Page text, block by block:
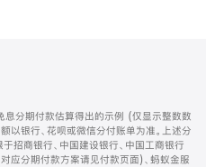
息分期付款估算得出的示例 (仅显示整数数
以银行、花呗或微信分付账单为准。上述分
招商银行、中国建设银行、中国工商银行
应分期付款方案请见付款页面)、蚂蚁金服